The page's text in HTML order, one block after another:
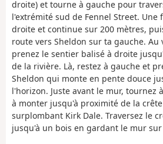
droite) et tourne à gauche pour
l'extrémité sud de Fennel Street. Une
droite et continue sur 200 mètres,
route vers Sheldon sur ta gauche. Au
prenez le sentier balisé à droite
de la rivière. Là, restez à gauche et
Sheldon qui monte en pente douce
l'horizon. Juste avant le mur, tournez
à monter jusqu'à proximité de la
surplombant Kirk Dale. Traversez le
jusqu'à un bois en gardant le mur